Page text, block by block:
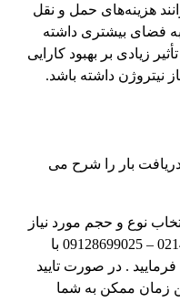
هزینه‌های حمل و نقل
فضای بیشتری داشته
زیادی بر بهبود کارایی
نیتروژن داشته باشد.
بار را شرح می
نوع و حجم مورد نیاز
خود از طریق شماره های 02146835980 – 09128699025 با
. در صورت تایید
زمان ممکن به شما